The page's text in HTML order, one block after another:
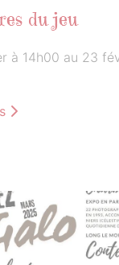
du jeu
à 14h00 au 23